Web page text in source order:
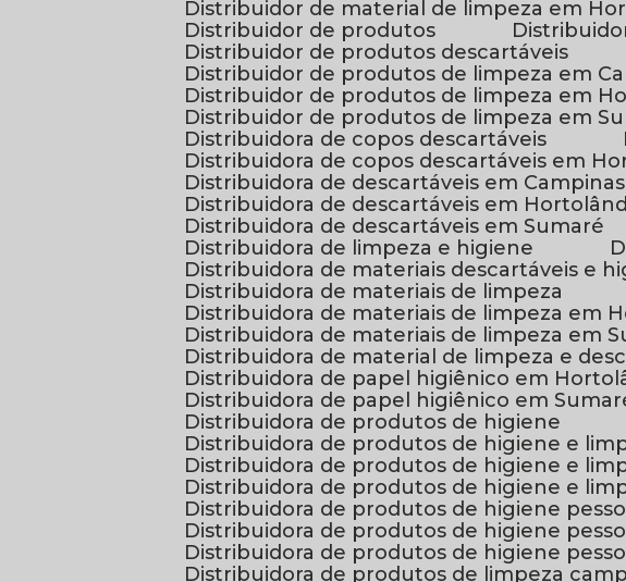
Distribuidor de material de limpeza em
Distribuidor de produtos
Distribuidor de produtos descartáveis
Distribuidor de produtos de limpeza em
Distribuidor de produtos de limpeza em
Distribuidor de produtos de limpeza em
Distribuidora de copos descartáveis
Distribuidora de copos descartáveis em
Distribuidora de descartáveis em Campinas
Distribuidora de descartáveis em
Distribuidora de descartáveis em Sumaré
Distribuidora de limpeza e higiene
Distribuidora de materiais descartáveis e
Distribuidora de materiais de limpeza
Distribuidora de materiais de limpeza em
Distribuidora de materiais de limpeza em
Distribuidora de material de limpeza e
Distribuidora de papel higiênico em
Distribuidora de papel higiênico em
Distribuidora de produtos de higiene
Distribuidora de produtos de higiene e
Distribuidora de produtos de higiene e
Distribuidora de produtos de higiene e
Distribuidora de produtos de higiene
Distribuidora de produtos de higiene
Distribuidora de produtos de higiene
Distribuidora de produtos de limpeza